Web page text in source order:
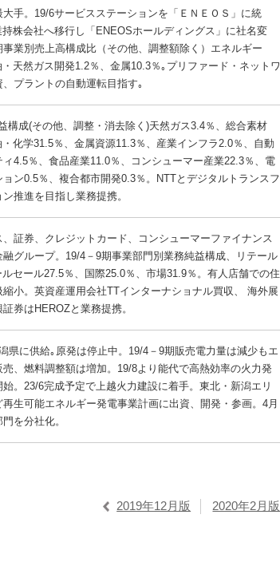
手。19/6サービスステーションを「ＥＮＥＯＳ」に統
株会社へ移行し「ENEOSホールディングス」に社名変
事業別売上高構成比（その他、調整額除く）エネルギー
天然ガス開発1.2％、金属10.3％｡プリファード・ネットワ
プラントの自動運転目指す｡
構成(その他、調整・消去除く)天然ガス3.4％、総合素材
化学31.5％、金属資源11.3％、産業インフラ2.0％、自動
4.5％、食品産業11.0％、コンシューマー産業22.3％、電
ョン0.5％、複合都市開発0.3％。NTTとデジタルトランスフ
推進を目指し業務提携。
証券、クレジットカード、コンシューマーファイナンス
グループ。19/4－9期事業部門別業務純益構成、リテール
セール27.5％、国際25.0％、市場31.9％。有人店舗での住
小。英資産運用会社TTインターナショナル買収、 海外展
券はHEROZと業務提携。
県に供給｡原発は停止中。19/4－9期販売電力量は減少もエ
売、燃料調整額は増加。19/8より能代で高熱効率の火力発
始。23/6完成予定で上越火力建設に着手。東北・新潟エリ
再生可能エネルギー発電事業計画に出資、開発・参画。4月
を分社化。
2019年12月版 2020年2月版